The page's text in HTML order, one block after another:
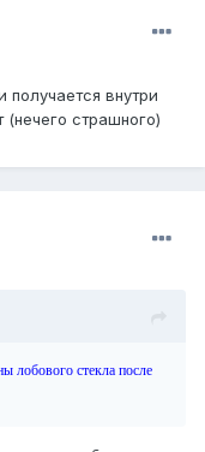
получается внутри
страшного)
лобового стекла после